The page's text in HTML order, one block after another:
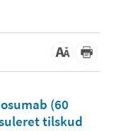
(60
tilskud